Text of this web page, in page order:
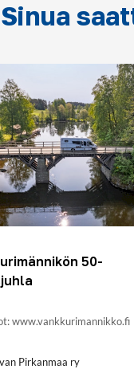
Sinua
50-
www.vankkurimannikko.fi
Pirkanmaa ry